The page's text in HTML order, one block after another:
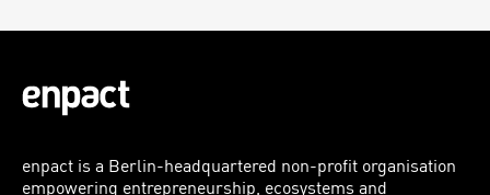
enpact is a Berlin-headquartered non-profit organisation
empowering entrepreneurship, ecosystems and